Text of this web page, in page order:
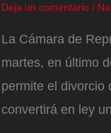
Deja un comentario /
La Cámara de
martes, en último
permite el divorcio
convertirá en ley